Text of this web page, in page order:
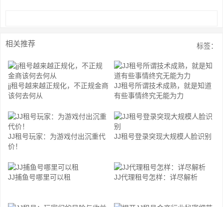
相关推荐 标签：
jj租号越来越正规化，不正规金商
该何去何从
JJ租号所谓技术成熟，就是知道
有些事情终究无能为力
JJ租号玩家：为游戏付出沉重代
价！
JJ租号登录突现大规模人脸识别
JJ捕鱼号哪里可以租 JJ代理租号怎样：详尽解析